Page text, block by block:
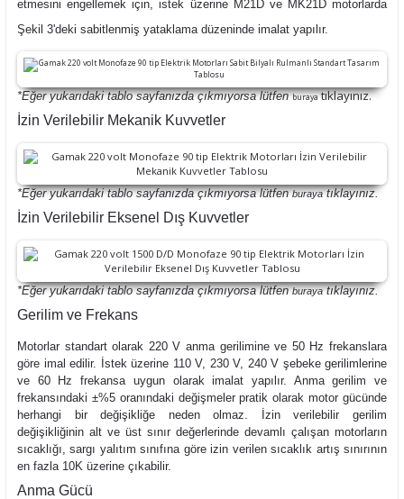
etmesini engellemek için, istek üzerine M21D ve MK21D motorlarda
Şekil 3'deki sabitlenmiş yataklama düzeninde imalat yapılır.
*Eğer yukarıdaki tablo sayfanızda çıkmıyorsa lütfenburayatıklayınız.
İzin Verilebilir Mekanik Kuvvetler
*Eğer yukarıdaki tablo sayfanızda çıkmıyorsa lütfenburayatıklayınız.
İzin Verilebilir Eksenel Dış Kuvvetler
*Eğer yukarıdaki tablo sayfanızda çıkmıyorsa lütfenburayatıklayınız.
Gerilim ve Frekans
Motorlar standart olarak 220 V anma gerilimine ve 50 Hz frekanslara
göre imal edilir. İstek üzerine 110 V, 230 V, 240 V şebeke gerilimlerine
ve 60 Hz frekansa uygun olarak imalat yapılır. Anma gerilim ve
frekansındaki ±%5 oranındaki değişmeler pratik olarak motor gücünde
herhangi bir değişikliğe neden olmaz. İzin verilebilir gerilim
değişikliğinin alt ve üst sınır değerlerinde devamlı çalışan motorların
sıcaklığı, sargı yalıtım sınıfına göre izin verilen sıcaklık artış sınırının
en fazla 10K üzerine çıkabilir.
Anma Gücü